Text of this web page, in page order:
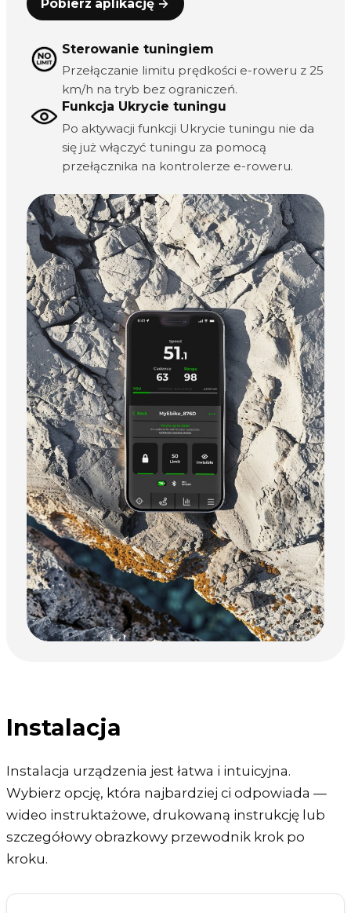
Pobierz aplikację →
Sterowanie tuningiem
Przełączanie limitu prędkości e-roweru z 25
km/h na tryb bez ograniczeń.
Funkcja Ukrycie tuningu
Po aktywacji funkcji Ukrycie tuningu nie da
się już włączyć tuningu za pomocą
przełącznika na kontrolerze e-roweru.
Instalacja
Instalacja urządzenia jest łatwa i intuicyjna.
Wybierz opcję, która najbardziej ci odpowiada —
wideo instruktażowe, drukowaną instrukcję lub
szczegółowy obrazkowy przewodnik krok po
kroku.